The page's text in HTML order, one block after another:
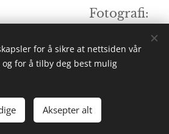
2015 Fotografi:
Lindebergs Almanac
Informasjonskapsler
for å sikre at nettsiden vår
for å tilby deg best mulig
Aksepter alt